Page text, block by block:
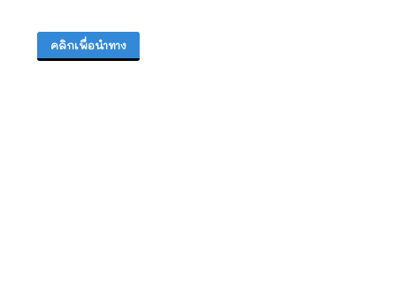
คลิกเพื่อนำทาง